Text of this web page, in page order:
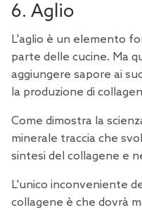
6. Aglio
L'aglio è un elemento
parte delle cucine. Ma
aggiungere sapore ai
la produzione di
Come dimostra la
minerale traccia che
sintesi del collagene e
L'unico inconveniente
collagene è che dovrà